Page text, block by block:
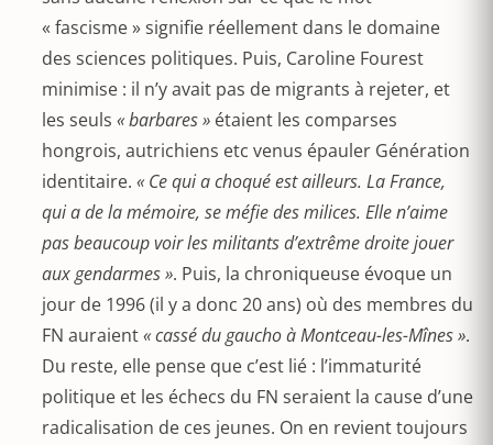
« fascisme » signifie réellement dans le domaine
des sciences politiques. Puis, Caroline Fourest
minimise : il n’y avait pas de migrants à rejeter, et
les seuls « barbares » étaient les comparses
hongrois, autrichiens etc venus épauler Génération
identitaire. « Ce qui a choqué est ailleurs. La France,
qui a de la mémoire, se méfie des milices. Elle n’aime
pas beaucoup voir les militants d’extrême droite jouer
aux gendarmes ». Puis, la chroniqueuse évoque un
jour de 1996 (il y a donc 20 ans) où des membres du
FN auraient« cassé du gaucho à Montceau-les-Mînes ».
Du reste, elle pense que c’est lié : l’immaturité
politique et les échecs du FN seraient la cause d’une
radicalisation de ces jeunes. On en revient toujours